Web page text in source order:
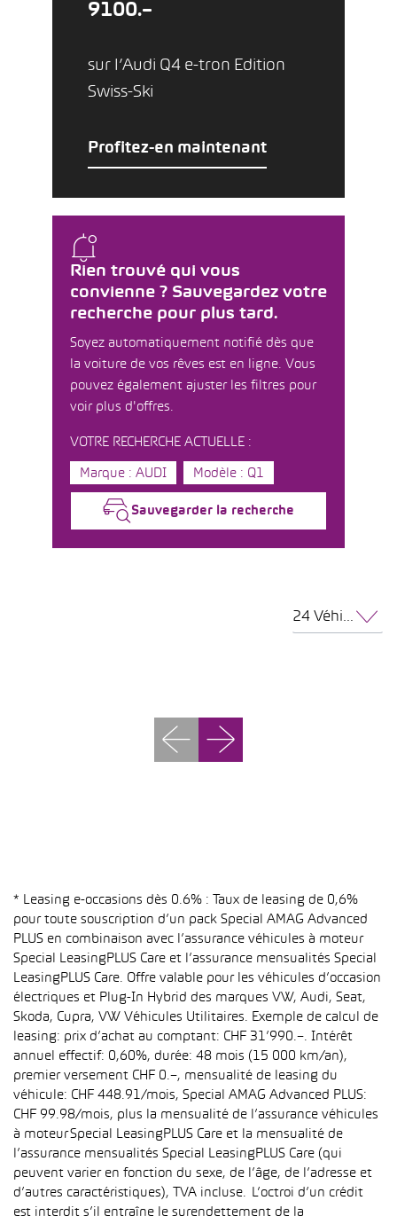
Rien trouvé qui vous
convienne ? Sauvegardez votre
recherche pour plus tard.
Soyez automatiquement notifié dès que
la voiture de vos rêves est en ligne. Vous
pouvez également ajuster les filtres pour
voir plus d'offres.
VOTRE RECHERCHE ACTUELLE :
Marque : AUDI Modèle : Q1
Sauvegarder la recherche
9100.–
sur l’Audi Q4 e-tron Edition
Swiss-Ski
Profitez-en maintenant
24 Véhicules par page
* Leasing e-occasions dès 0.6% : Taux de leasing de 0,6%
pour toute souscription d’un pack Special AMAG Advanced
PLUS en combinaison avec l’assurance véhicules à moteur
Special LeasingPLUS Care et l’assurance mensualités Special
LeasingPLUS Care. Offre valable pour les véhicules d’occasion
électriques et Plug-In Hybrid des marques VW, Audi, Seat,
Skoda, Cupra, VW Véhicules Utilitaires. Exemple de calcul de
leasing: prix d’achat au comptant: CHF 31’990.–. Intérêt
annuel effectif: 0,60%, durée: 48 mois (15 000 km/an),
premier versement CHF 0.–, mensualité de leasing du
véhicule: CHF 448.91/mois, Special AMAG Advanced PLUS:
CHF 99.98/mois, plus la mensualité de l’assurance véhicules
à moteur Special LeasingPLUS Care et la mensualité de
l’assurance mensualités Special LeasingPLUS Care (qui
peuvent varier en fonction du sexe, de l’âge, de l’adresse et
d’autres caractéristiques), TVA incluse. L’octroi d’un crédit
est interdit s’il entraîne le surendettement de la